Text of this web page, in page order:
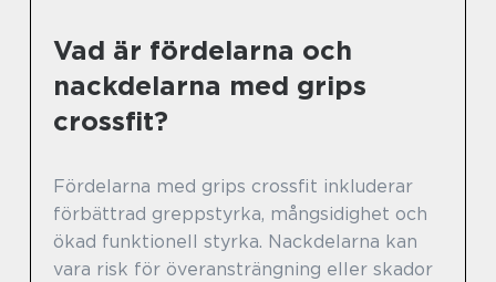
Vad är fördelarna och
nackdelarna med grips
crossfit?
Fördelarna med grips crossfit inkluderar
förbättrad greppstyrka, mångsidighet och
ökad funktionell styrka. Nackdelarna kan
vara risk för överansträngning eller skador